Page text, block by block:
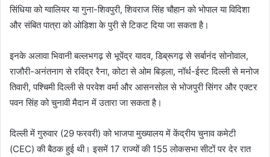
सिंधिया को ग्वालियर या गुना-शिवपुरी, शिवराज सिंह चौहान को भोपाल या विदिशा
और संबित पात्रा को ओडिशा के पुरी से टिकट दिया जा सकता है।
इनके अलावा भिवानी बल्लभगढ़ से भूपेंद्र यादव, डिब्रूगढ़ से सर्बानंद सोनोवाल,
राजौरी-अनंतनाग से रविंद्र रैना, कोटा से ओम बिड़ला, नॉर्थ-ईस्ट दिल्ली से मनोज
तिवारी, पश्चिमी दिल्ली से परवेश वर्मा और आसनसोल से भोजपुरी सिंगर और एक्टर
पवन सिंह को चुनावी मैदान में उतारा जा सकता है।
दिल्ली में गुरुवार (29 फरवरी) को भाजपा मुख्यालय में केंद्रीय चुनाव कमेटी
(CEC) की बैठक हुई थी। इसमें 17 राज्यों की 155 लोकसभा सीटों पर देर रात